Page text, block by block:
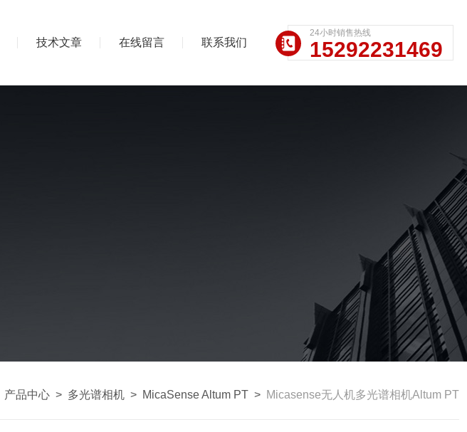
技术文章 在线留言 联系我们
24小时销售热线
15292231469
产品中心 > 多光谱相机 > MicaSense Altum PT > Micasense无人机多光谱相机Altum PT